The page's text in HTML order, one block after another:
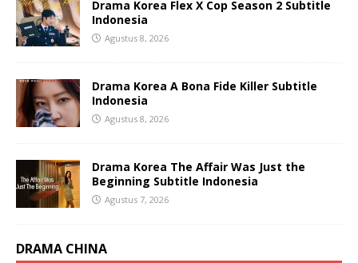
Drama Korea Flex X Cop Season 2 Subtitle
Indonesia
Agustus 8, 2026
Drama Korea A Bona Fide Killer Subtitle
Indonesia
Agustus 8, 2026
Drama Korea The Affair Was Just the
Beginning Subtitle Indonesia
Agustus 7, 2026
DRAMA CHINA